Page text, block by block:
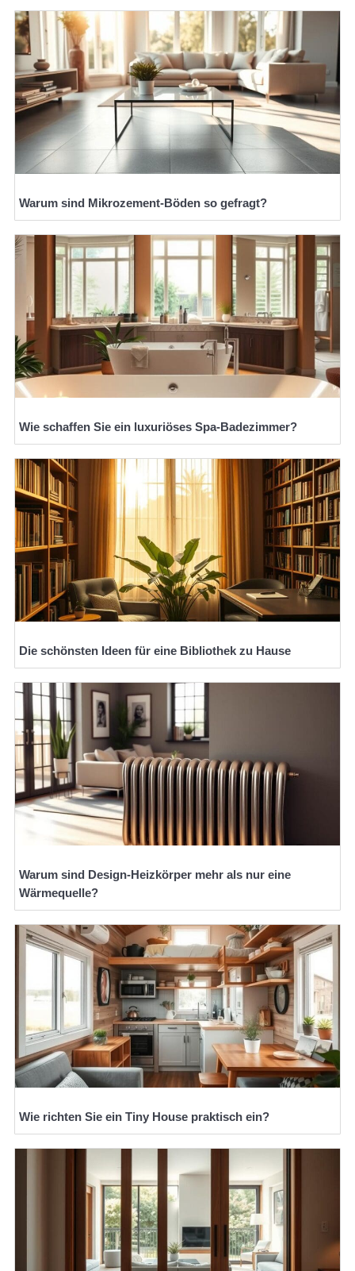
Warum sind Mikrozement-Böden so gefragt?
Wie schaffen Sie ein luxuriöses Spa-Badezimmer?
Die schönsten Ideen für eine Bibliothek zu Hause
Warum sind Design-Heizkörper mehr als nur eine
Wärmequelle?
Wie richten Sie ein Tiny House praktisch ein?